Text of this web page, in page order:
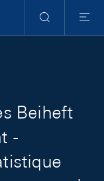
Suche
Menu
Beiheft
-